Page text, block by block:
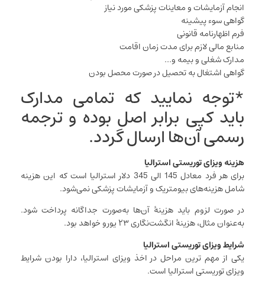
انجام آزمایشات و معاینات پزشکی مورد نیاز
گواهی سوء پیشینه
فرم اظهارنامه قانونی
منابع مالی لازم برای مدت زمان اقامت
مدارک شغلی و بیمه و…
گواهی اشتغال به تحصیل در صورت محصل بودن
*توجه نمایید که تمامی مدارک
باید کپی برابر اصل بوده و ترجمه
رسمی آن‌ها ارسال گردد.
هزینه ویزای توریستی استرالیا
برای هر فرد معادل 145 الی 345 دلار استرالیا است که این هزینه
شامل هزینه‌های بیومتریک و آزمایشات پزشکی نمی‌شود.
در صورت لزوم باید هزینۀ آن‌ها به‌صورت جداگانه پرداخت شود.
به‌عنوان مثال، هزینۀ انگشت‌نگاری ۲۳ یورو خواهد بود.
شرایط ویزای توریستی استرالیا
یکی از مهم ترین مراحل در اخذ ویزای استرالیا، دارا بودن شرایط
ویزای توریستی استرالیا است.